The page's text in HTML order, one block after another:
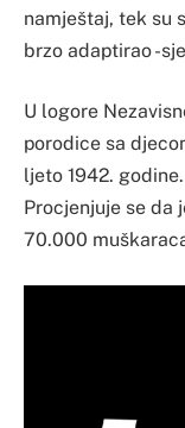
namještaj, tek su
brzo adaptirao -
U logore
porodice sa
ljeto 1942.
Procjenjuje se da
70.000